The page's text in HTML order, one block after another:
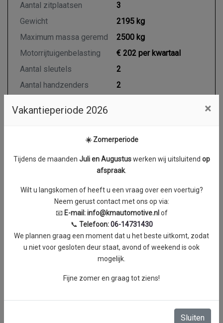
Aantal zitplaatsen
3
Gewicht
2195 kg
Maximum massa geremd
2500 kg
Motorrijtuigenbelasting
€ 202 per kwartaal
Aantal sleutels
2
Aantal handzenders
2
Transmissie
Automaat
Cilinderinhoud
2299 cc
125 kW / 170 PK
161 km/h
Koppel
0 Nm
7.3 l/100km
Vakantieperiode 2026 ×
☀️ Zomerperiode
Tijdens de maanden Juli en Augustuswerken wij uitsluitend op
afspraak.
Wilt u langskomen of heeft u een vraag over een voertuig?
Neem gerust contact met ons op via:
📧 E-mail:info@kmautomotive.nlof
📞 Telefoon:06-14731430
We plannen graag een moment dat u het beste uitkomt, zodat
u niet voor gesloten deur staat, avond of weekend is ook
mogelijk.
Fijne zomer en graag tot ziens!
Sluiten